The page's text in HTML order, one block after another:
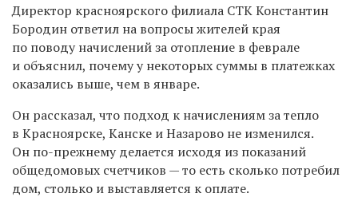
Директор красноярского филиала СТК Константин
Бородин ответил на вопросы жителей края
по поводу начислений за отопление в феврале
и объяснил, почему у некоторых суммы в платежках
оказались выше, чем в январе.
Он рассказал, что подход к начислениям за тепло
в Красноярске, Канске и Назарово не изменился.
Он по-прежнему делается исходя из показаний
общедомовых счетчиков — то есть сколько потребил
дом, столько и выставляется к оплате.